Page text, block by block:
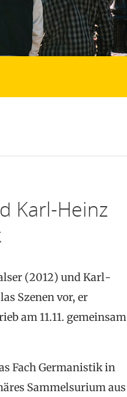
Karl-Heinz
(2012) und Karl-
Szenen vor, er
am 11.11. gemeinsam
Fach Germanistik in
Sammelsurium aus